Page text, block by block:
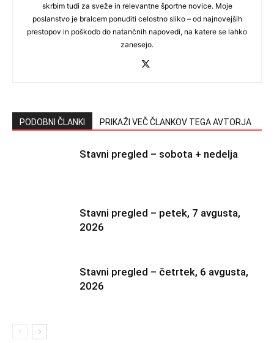
skrbim tudi za sveže in relevantne športne novice. Moje
poslanstvo je bralcem ponuditi celostno sliko – od najnovejših
prestopov in poškodb do natančnih napovedi, na katere se lahko
zanesejo.
PODOBNI ČLANKI PRIKAŽI VEČ ČLANKOV TEGA AVTORJA
Stavni pregled – sobota + nedelja
Stavni pregled – petek, 7 avgusta,
2026
Stavni pregled – četrtek, 6 avgusta,
2026